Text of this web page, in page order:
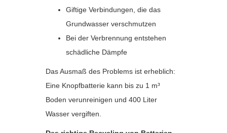
Giftige Verbindungen, die das
Grundwasser verschmutzen
Bei der Verbrennung entstehen
schädliche Dämpfe
Das Ausmaß des Problems ist erheblich:
Eine Knopfbatterie kann bis zu 1 m³
Boden verunreinigen und 400 Liter
Wasser vergiften.